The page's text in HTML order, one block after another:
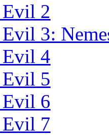
Evil 2
3:
Evil 4
Evil 5
Evil 6
Evil 7